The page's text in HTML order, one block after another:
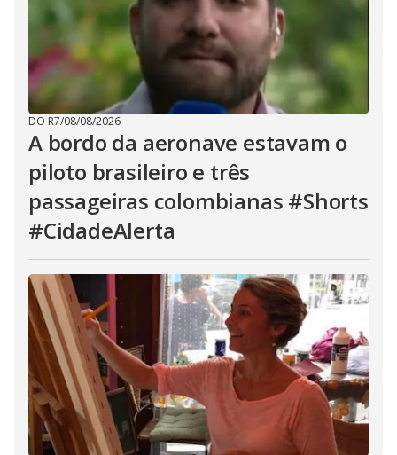
DO R7/08/08/2026
A bordo da aeronave estavam o
piloto brasileiro e três
passageiras colombianas #Shorts
#CidadeAlerta